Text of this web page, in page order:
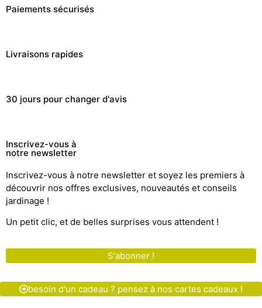
Paiements sécurisés
Livraisons rapides
30 jours pour changer d'avis
Inscrivez-vous à
notre newsletter
Inscrivez-vous à notre newsletter et soyez les premiers à
découvrir nos offres exclusives, nouveautés et conseils
jardinage !
Un petit clic, et de belles surprises vous attendent !
S'abonner !
besoin d'un cadeau ? pensez à nos cartes cadeaux !